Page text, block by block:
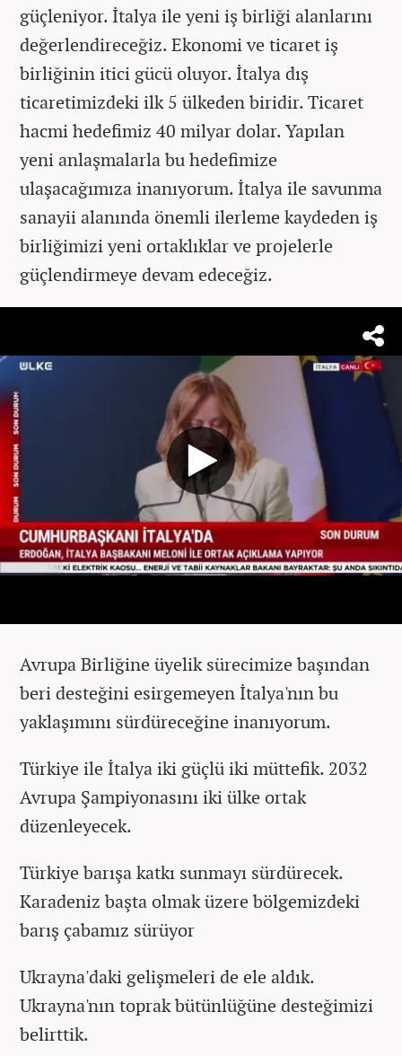
güçleniyor. İtalya ile yeni iş birliği alanlarını
değerlendireceğiz. Ekonomi ve ticaret iş
birliğinin itici gücü oluyor. İtalya dış
ticaretimizdeki ilk 5 ülkeden biridir. Ticaret
hacmi hedefimiz 40 milyar dolar. Yapılan
yeni anlaşmalarla bu hedefimize
ulaşacağımıza inanıyorum. İtalya ile savunma
sanayii alanında önemli ilerleme kaydeden iş
birliğimizi yeni ortaklıklar ve projelerle
güçlendirmeye devam edeceğiz.
Avrupa Birliğine üyelik sürecimize başından
beri desteğini esirgemeyen İtalya'nın bu
yaklaşımını sürdüreceğine inanıyorum.
Türkiye ile İtalya iki güçlü iki müttefik. 2032
Avrupa Şampiyonasını iki ülke ortak
düzenleyecek.
Türkiye barışa katkı sunmayı sürdürecek.
Karadeniz başta olmak üzere bölgemizdeki
barış çabamız sürüyor
Ukrayna'daki gelişmeleri de ele aldık.
Ukrayna'nın toprak bütünlüğüne desteğimizi
belirttik.